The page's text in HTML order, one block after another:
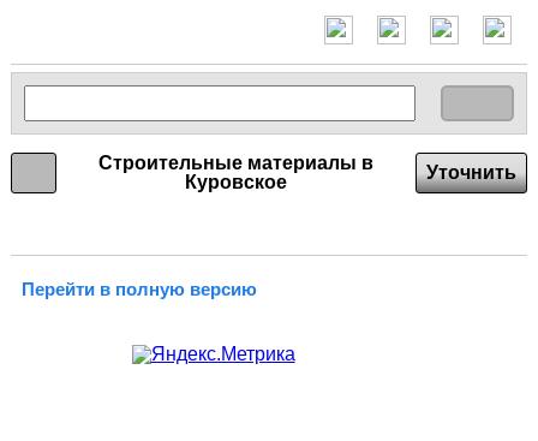
Строительные материалы в
Куровское
Уточнить
Перейти в полную версию